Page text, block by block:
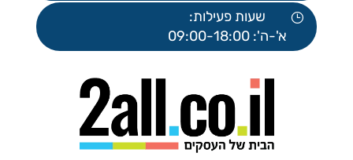
שעות פעילות:
א'-ה': 09:00-18:00